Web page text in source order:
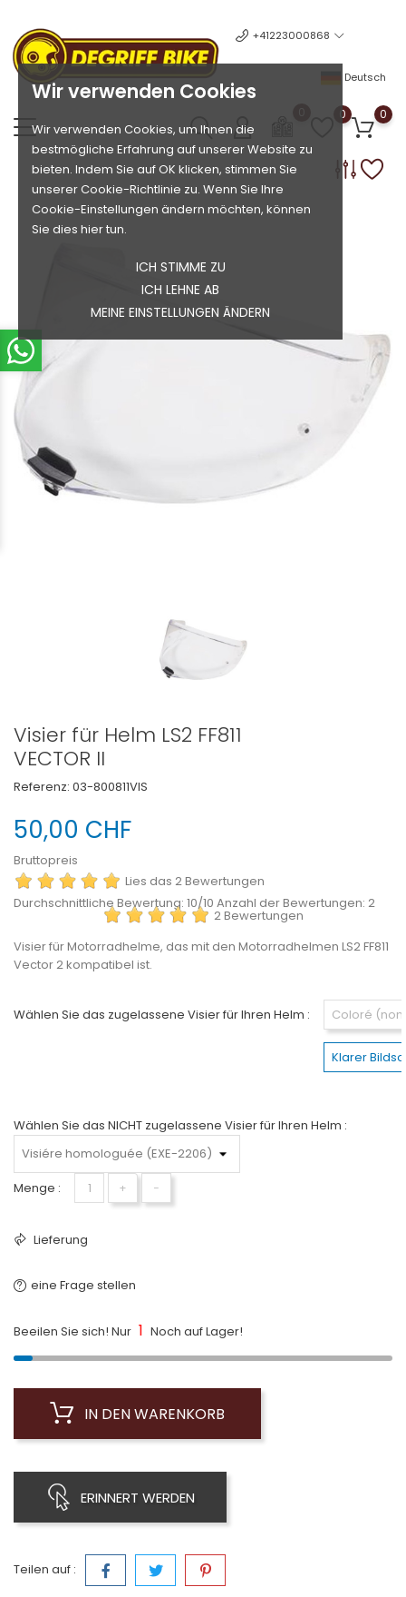
Wir verwenden Cookies
Wir verwenden Cookies, um Ihnen die
bestmögliche Erfahrung auf unserer Website zu
bieten. Indem Sie auf OK klicken, stimmen Sie
unserer Cookie-Richtlinie zu. Wenn Sie Ihre
Cookie-Einstellungen ändern möchten, können
Sie dies hier tun.
ICH STIMME ZU
ICH LEHNE AB
MEINE EINSTELLUNGEN ÄNDERN
+41223000868
Deutsch
0 0
Visier für Helm LS2 FF811
VECTOR II
Referenz: 03-800811VIS
50,00 CHF
Bruttopreis
Lies das 2 Bewertungen
Durchschnittliche Bewertung: 10/10 Anzahl der Bewertungen: 2
2 Bewertungen
Visier für Motorradhelme, das mit den Motorradhelmen LS2 FF811
Vector 2 kompatibel ist.
Wählen Sie das zugelassene Visier für Ihren Helm : Coloré
Klarer
Wählen Sie das NICHT zugelassene Visier für Ihren Helm :
Menge : + −
Lieferung
eine Frage stellen
Beeilen Sie sich! Nur 1 Noch auf Lager!
IN DEN WARENKORB
ERINNERT WERDEN
Teilen auf :